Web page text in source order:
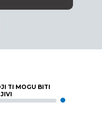
TI MOGU BITI